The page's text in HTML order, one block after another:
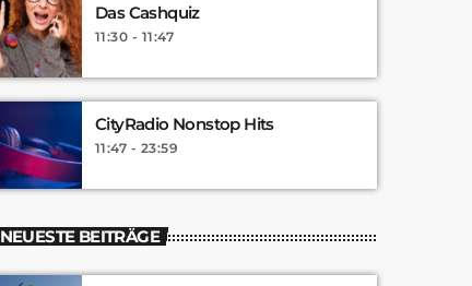
Das Cashquiz
11:30 - 11:47
CityRadio Nonstop Hits
11:47 - 23:59
NEUESTE BEITRÄGE